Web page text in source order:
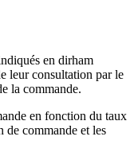
en dirham
leur consultation par le
la commande.
en fonction du taux
de commande et les